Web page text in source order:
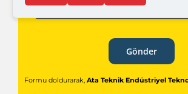
Gönder
Formu doldurarak, Ata Teknik Endüstriyel